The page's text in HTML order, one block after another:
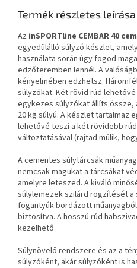
Termék részletes leírása
Az inSPORTline CEMBAR 40
egyedülálló súlyzó készlet,
használata során úgy fogod
edzőteremben lennél. A
kényelmében edzhetsz.
súlyzókat. Két rövid rúd
egykezes súlyzókat állíts
20 kg súlyú. A készlet tartalmaz
lehetővé teszi a két rövidebb
változtatásával (rajtad múlik,
A cementes súlytárcsák
nemcsak magukat a tárcsákat
amelyre leteszed. A kiváló
súlylemezek szilárd rögzítését a
fogantyúk bordázott
biztosítva. A hosszú rúd
kezelhető.
Súlynövelő rendszere és az a
súlyzóként, akár súlyzóként is